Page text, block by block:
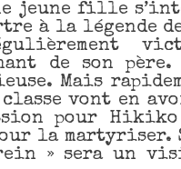
jeune fille
à la légende
de son père.
Mais
classe vont en
pour
la martyriser.
» sera un